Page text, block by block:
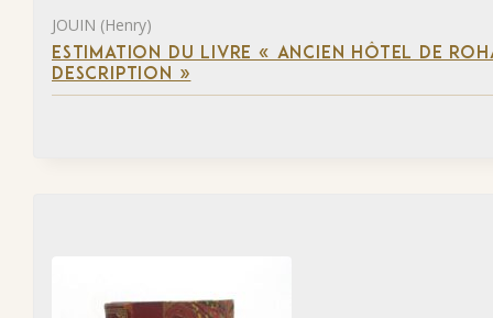
JOUIN (Henry)
ESTIMATION DU LIVRE « ANCIEN HÔTEL DE
DESCRIPTION »